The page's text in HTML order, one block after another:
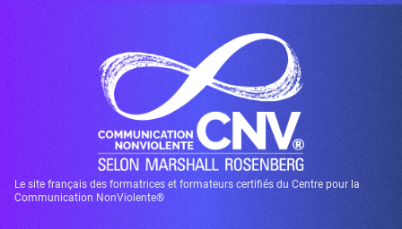
Le site français des formatrices et formateurs certifiés du Centre pour la
Communication NonViolente®